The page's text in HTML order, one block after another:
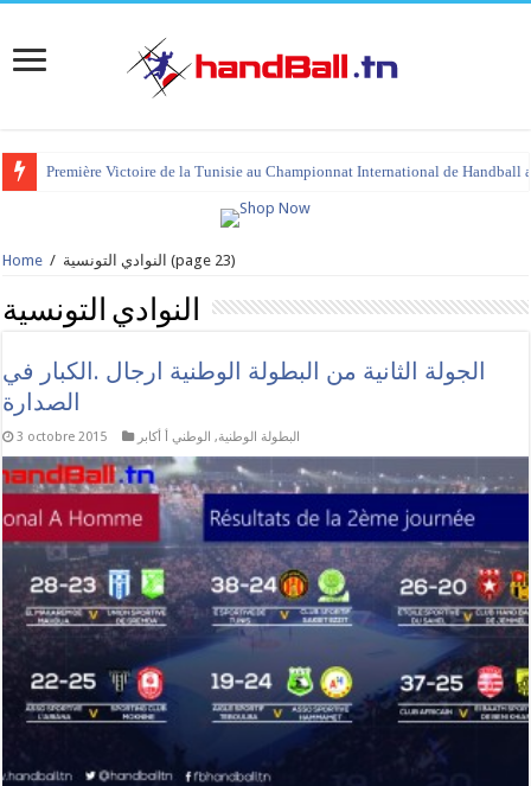
tournoi international Hammamet 2023 : programme et liste des joueurs
Home / النوادي التونسية (page 23)
النوادي التونسية
الجولة الثانية من البطولة الوطنية ارجال .الكبار في
الصدارة
3 octobre 2015 البطولة الوطنية, الوطني أ أكابر